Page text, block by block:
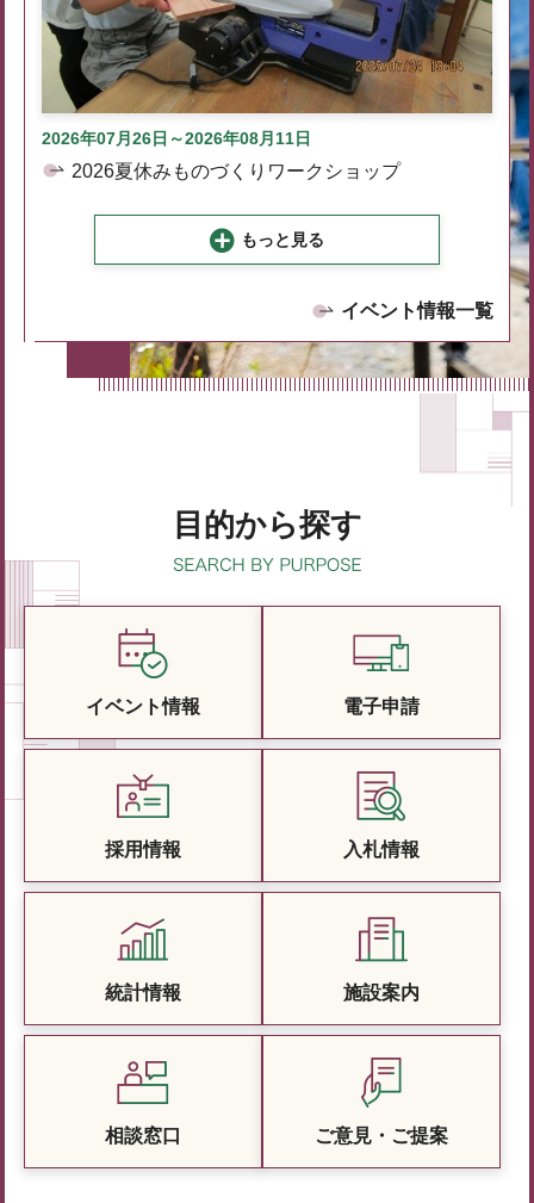
2026年07月26日～2026年08月11日
2026夏休みものづくりワークショップ
もっと見る
イベント情報一覧
目的から探す
イベント情報 電子申請
採用情報 入札情報
統計情報 施設案内
相談窓口 ご意見・ご提案